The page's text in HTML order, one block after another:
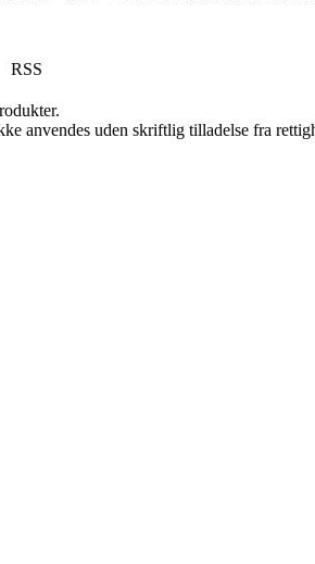
RSS
anvendes uden skriftlig tilladelse fra